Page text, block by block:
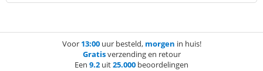
Voor 13:00uur besteld, morgen in huis!
Gratisverzending en retour
Een 9.2 uit25.000 beoordelingen